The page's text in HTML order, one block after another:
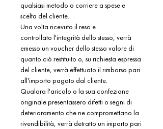
qualsiasi metodo o corriere a spese e
scelta del cliente.
Una volta ricevuto il reso e
controllato l'integrità dello stesso, verrà
emesso un voucher dello stesso valore di
quanto ciò restituito o, su richiesta espressa
del cliente, verrà effettuato il rimborso pari
all'importo pagato dal cliente.
Qualora l'aricolo o la sua confezione
originale presentassero difetti o segni di
deterioramento che ne compromettano la
rivendibilità, verrà detratto un importo pari